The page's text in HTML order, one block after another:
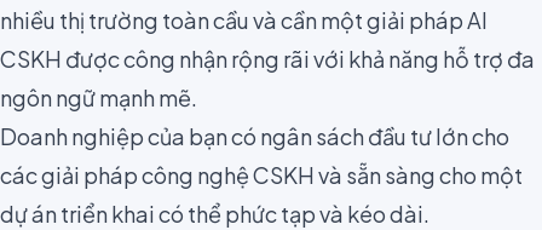
nhiều thị trường toàn cầu và cần một giải pháp AI
CSKH được công nhận rộng rãi với khả năng hỗ trợ đa
ngôn ngữ mạnh mẽ.
Doanh nghiệp của bạn có ngân sách đầu tư lớn cho
các giải pháp công nghệ CSKH và sẵn sàng cho một
dự án triển khai có thể phức tạp và kéo dài.